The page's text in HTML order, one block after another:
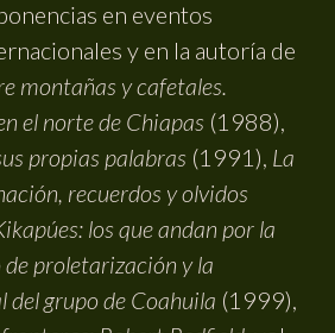
en eventos
y en la autoría de
montañas y cafetales.
el norte de Chiapas (1988),
propias palabras (1991), La
recuerdos y olvidos
los que andan por la
proletarización y la
grupo de Coahuila (1999),